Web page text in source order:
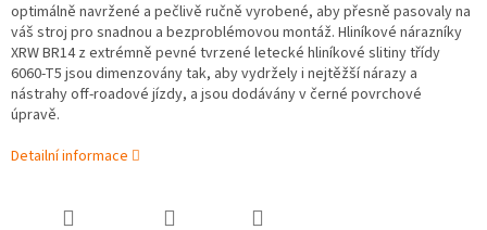
optimálně navržené a pečlivě ručně vyrobené, aby přesně pasovaly na
váš stroj pro snadnou a bezproblémovou montáž. Hliníkové nárazníky
XRWBR14 z extrémně pevné tvrzené letecké hliníkové slitiny třídy
6060-T5 jsou dimenzovány tak, aby vydržely i nejtěžší nárazy a
nástrahy off-roadové jízdy, a jsou dodávány v černé povrchové
úpravě.
Detailní informace